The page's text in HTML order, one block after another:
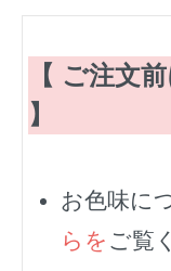
【 ご注文
】
お色味に
らを ご覧